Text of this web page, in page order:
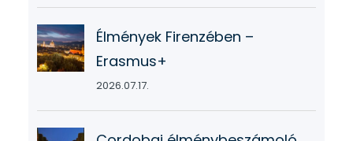
Élmények Firenzében –
Erasmus+
2026.07.17.